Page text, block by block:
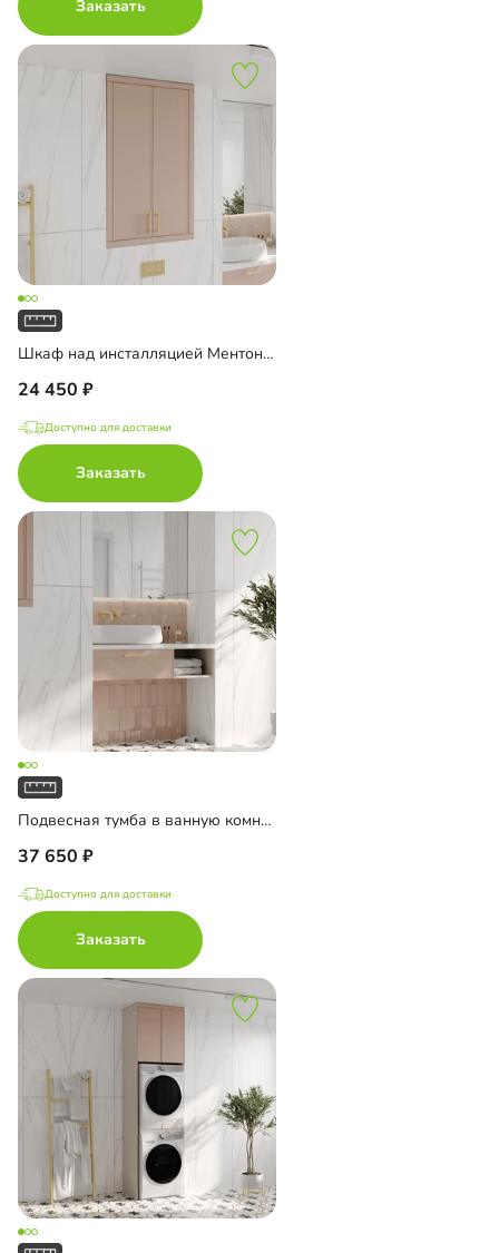
Заказать
Шкаф над инсталляцией Ментон-4
24 450
Доступно для доставки
Заказать
Подвесная тумба в ванную комнату Ментон-4
37 650
Доступно для доставки
Заказать